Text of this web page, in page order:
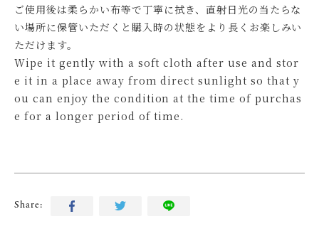
ご使用後は柔らかい布等で丁寧に拭き、直射日光の当たらな
い場所に保管いただくと購入時の状態をより長くお楽しみい
ただけます。
Wipe it gently with a soft cloth after use and stor
e it in a place away from direct sunlight so that y
ou can enjoy the condition at the time of purchas
e for a longer period of time.
Share: